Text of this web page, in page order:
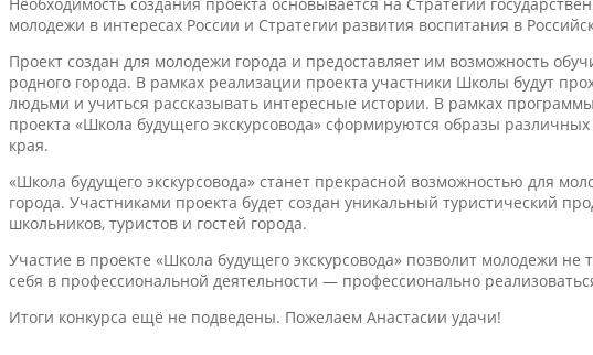
молодежи в интересах России и Стратегии развития воспитания в
Проект создан для молодежи города и предоставляет им возможность
родного города. В рамках реализации проекта участники Школы будут
людьми и учиться рассказывать интересные истории. В рамках
проекта «Школа будущего экскурсовода» сформируются образы
края.
«Школа будущего экскурсовода» станет прекрасной возможностью для
города. Участниками проекта будет создан уникальный туристический
школьников, туристов и гостей города.
Участие в проекте «Школа будущего экскурсовода» позволит молодежи
себя в профессиональной деятельности — профессионально
Итоги конкурса ещё не подведены. Пожелаем Анастасии удачи!